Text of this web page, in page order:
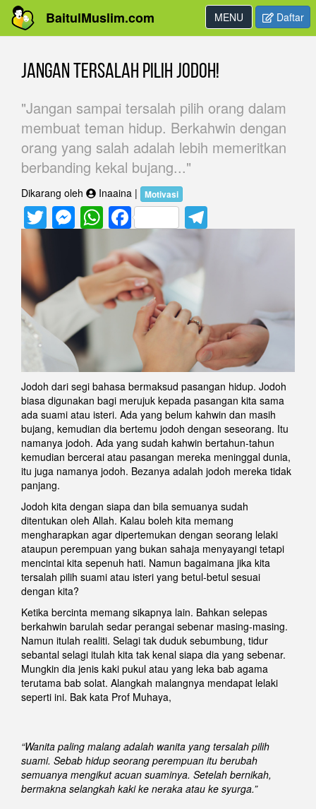
main
BaitulMuslim.com
Toggle
navigation
MENU Daftar
Jangan Tersalah Pilih Jodoh!
"Jangan sampai tersalah pilih orang dalam
membuat teman hidup. Berkahwin dengan
orang yang salah adalah lebih memeritkan
berbanding kekal bujang..."
Dikarang oleh Inaaina | Motivasi
Twitter
Messenger
WhatsApp
Facebook
Jodoh dari segi bahasa bermaksud pasangan hidup. Jodoh
biasa digunakan bagi merujuk kepada pasangan kita sama
ada suami atau isteri. Ada yang belum kahwin dan masih
bujang, kemudian dia bertemu jodoh dengan seseorang. Itu
namanya jodoh. Ada yang sudah kahwin bertahun-tahun
kemudian bercerai atau pasangan mereka meninggal dunia,
itu juga namanya jodoh. Bezanya adalah jodoh mereka tidak
panjang.
Jodoh kita dengan siapa dan bila semuanya sudah
ditentukan oleh Allah. Kalau boleh kita memang
mengharapkan agar dipertemukan dengan seorang lelaki
ataupun perempuan yang bukan sahaja menyayangi tetapi
mencintai kita sepenuh hati. Namun bagaimana jika kita
tersalah pilih suami atau isteri yang betul-betul sesuai
dengan kita?
Ketika bercinta memang sikapnya lain. Bahkan selepas
berkahwin barulah sedar perangai sebenar masing-masing.
Namun itulah realiti. Selagi tak duduk sebumbung, tidur
sebantal selagi itulah kita tak kenal siapa dia yang sebenar.
Mungkin dia jenis kaki pukul atau yang leka bab agama
terutama bab solat. Alangkah malangnya mendapat lelaki
seperti ini. Bak kata Prof Muhaya,
“Wanita paling malang adalah wanita yang tersalah pilih
suami. Sebab hidup seorang perempuan itu berubah
semuanya mengikut acuan suaminya. Setelah bernikah,
bermakna selangkah kaki ke neraka atau ke syurga.”